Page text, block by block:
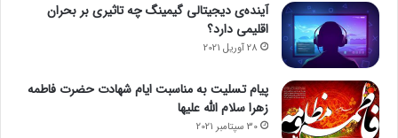
آینده‌ی دیجیتالی گیمینگ چه تاثیری بر بحران
اقلیمی دارد؟
28 آوریل 2021
پیام تسلیت به مناسبت ایام شهادت حضرت فاطمه
زهرا سلام الله علیها
30 سپتامبر 2021